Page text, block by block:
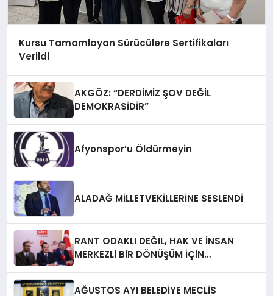
Kursu Tamamlayan Sürücülere Sertifikaları
Verildi
AKGÖZ: “DERDİMİZ ŞOV DEĞİL
DEMOKRASİDİR”
Afyonspor’u Öldürmeyin
ALADAĞ MİLLETVEKİLLERİNE SESLENDİ
RANT ODAKLI DEĞIL, HAK VE İNSAN
MERKEZLi BiR DÖNÜŞÜM İÇiN
AĞUSTOS AYI BELEDİYE MECLİS